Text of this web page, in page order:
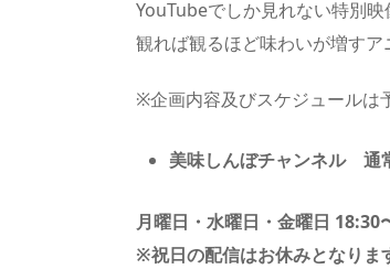
YouTubeでしか見れない特別映
観れば観るほど味わいが増す
※企画内容及びスケジュールは
美味しんぼチャンネル 通
月曜日・水曜日・金曜日 18:30
※祝日の配信はお休みとなりま